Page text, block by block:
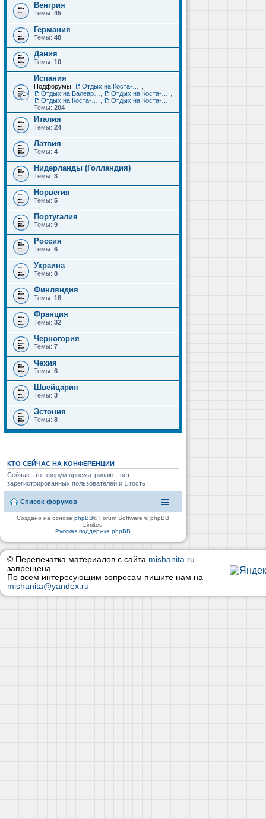
Венгрия
Темы: 45
Германия
Темы: 48
Дания
Темы: 10
Испания
Подфорумы:
Темы: 204
Италия
Темы: 24
Латвия
Темы: 4
Нидерланды (Голландия)
Темы: 3
Норвегия
Темы: 5
Португалия
Темы: 9
Россия
Темы: 6
Украина
Темы: 8
Финляндия
Темы: 18
Франция
Темы: 32
Черногория
Темы: 7
Чехия
Темы: 6
Швейцария
Темы: 3
Эстония
Темы: 8
КТО СЕЙЧАС НА КОНФЕРЕНЦИИ
Сейчас этот форум просматривают: нет
зарегистрированных пользователей и 1 гость
Список форумов
Создано на основеphpBB® Forum Software © phpBB
Limited
Русская поддержка phpBB
© Перепечатка материалов с сайта mishanita.ru
запрещена
По всем интересующим вопросам пишите нам на
mishanita@yandex.ru